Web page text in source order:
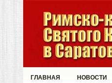
ГЛАВНАЯ НОВОСТИ